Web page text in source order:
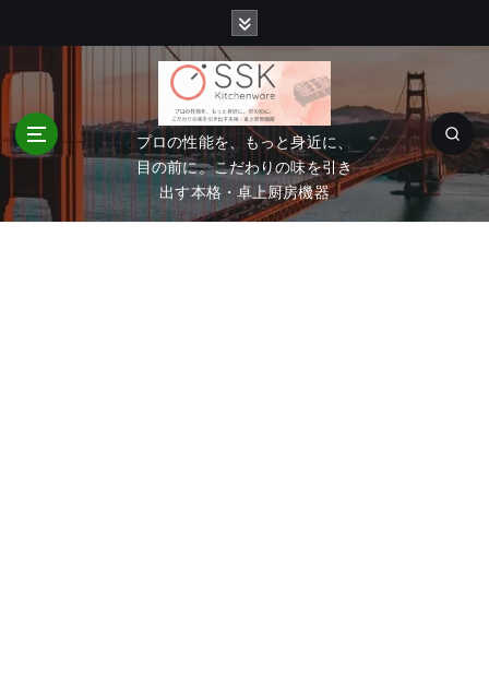
ン
へ
移
プロの性能を、もっと身近に、
目の前に。こだわりの味を引き
出す本格・卓上厨房機器